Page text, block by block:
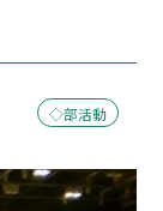
◇部活動